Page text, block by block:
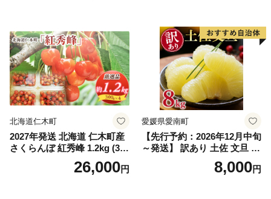
笛吹市 山梨県 フルーツ 果物
ぶどう 葡萄 大粒 シャインマ
スカット おすすめ シャイン
マスカット 贈答 ギフト 産地
笛吹市 シャインマスカット
笛吹 葡萄 国産 ぶどう 人気
国産 1.2kg 先行｜
北海道仁木町
2027年発送 北海道 仁木町産
さくらんぼ 紅秀峰 1.2kg (300
g×4パック) Lサイズ以上 旬
桜桃 産地直送 サクランボ チ
26,000円
愛媛県愛南町
【先行予約：2026年12月中旬
～発送】 訳あり 土佐 文旦 8k
g (Mサイズ以上サイズミック
ス) 8000円 わけあり ぶんた
8,000円